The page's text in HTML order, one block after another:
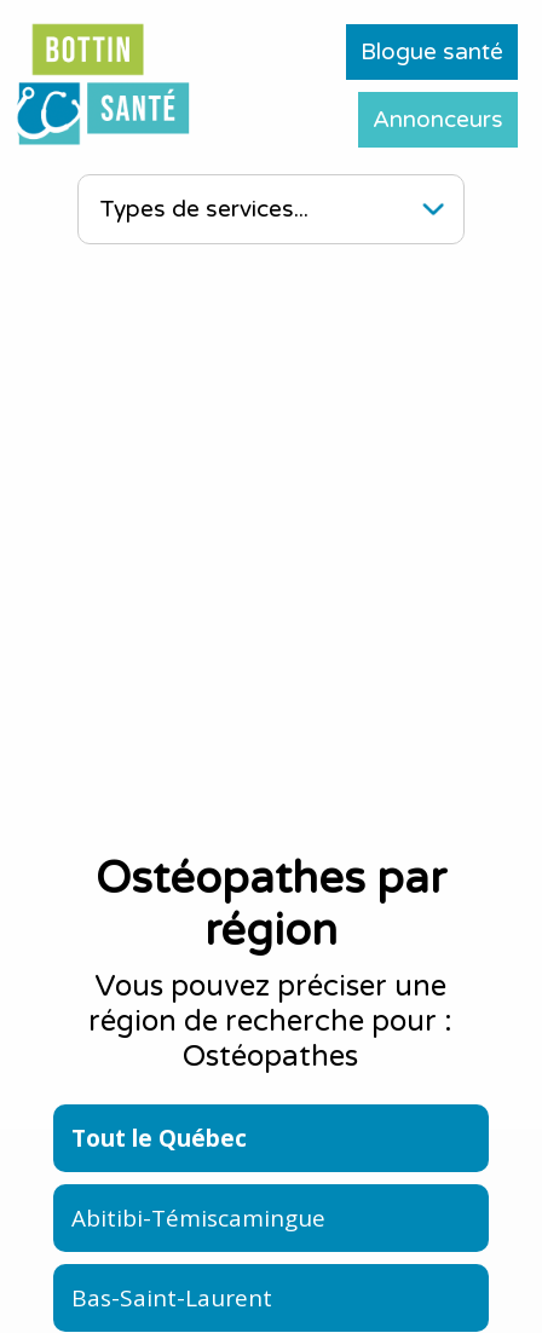
Blogue santé
Annonceurs
Ostéopathes par
région
Vous pouvez préciser une
région de recherche pour :
Ostéopathes
Tout le Québec
Abitibi-Témiscamingue
Bas-Saint-Laurent